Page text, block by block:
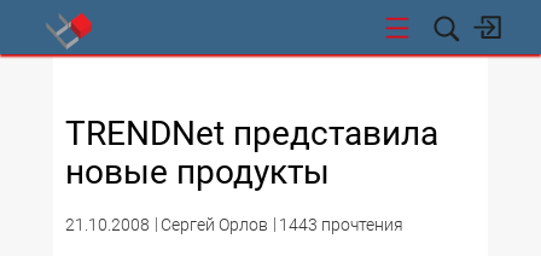
TRENDNet представила
новые продукты
21.10.2008 Сергей Орлов 1443 прочтения